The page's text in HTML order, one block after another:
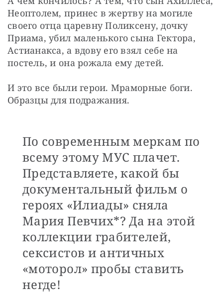
Неоптолем, принес в жертву на могиле
своего отца царевну Поликсену, дочку
Приама, убил маленького сына Гектора,
Астианакса, а вдову его взял себе на
постель, и она рожала ему детей.
И это все были герои. Мраморные боги.
Образцы для подражания.
По современным меркам по
всему этому МУС плачет.
Представляете, какой бы
документальный фильм о
героях «Илиады» сняла
Мария Певчих*? Да на этой
коллекции грабителей,
сексистов и античных
«моторол» пробы ставить
негде!